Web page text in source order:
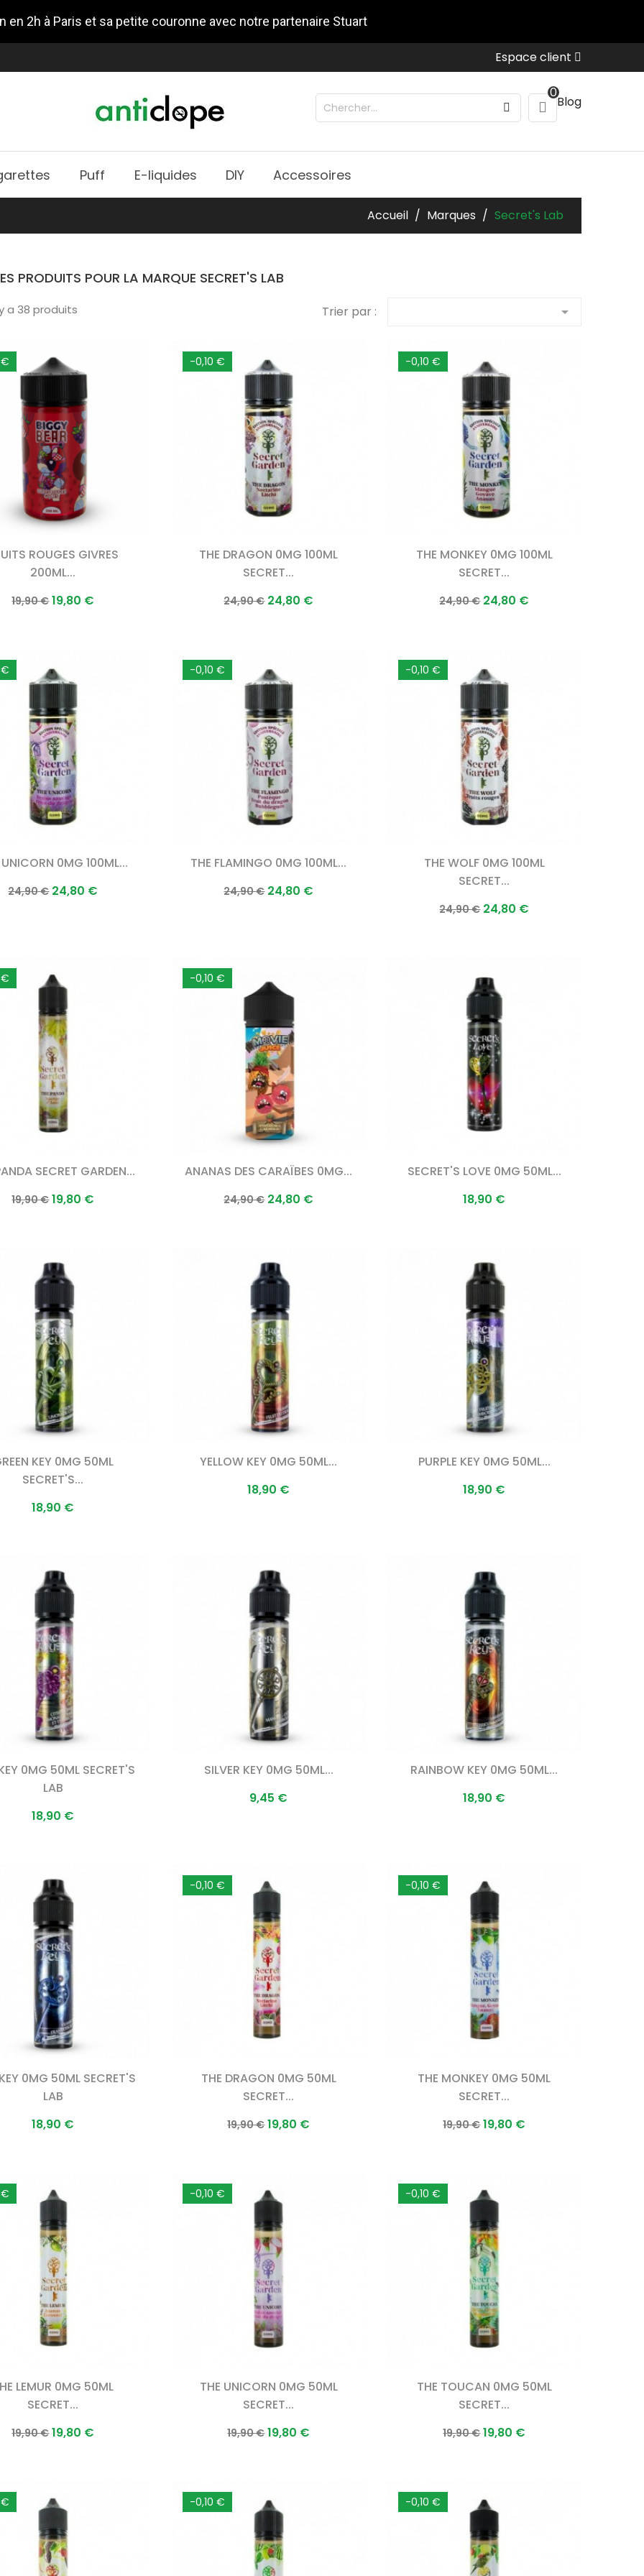
en 2h à Paris et sa petite couronne avec notre partenaire Stuart
Espace client
0
Blog
Puff E-liquides DIY Accessoires
Accueil Marques Secret's Lab
PRODUITS POUR LA MARQUE SECRET'S LAB
a 38 produits Trier par : 
€
ROUGES GIVRES
200ML...
Prix
19,90 €Prix
19,80 €
-0,10 €
THE DRAGON 0MG 100ML
SECRET...
Prix
24,90 € Prix
24,80 €
-0,10 €
THE MONKEY 0MG 100ML
SECRET...
Prix
24,90 € Prix
24,80 €
€
0MG 100ML...
Prix
24,90 € Prix
24,80 €
-0,10 €
THE FLAMINGO 0MG 100ML...
Prix
24,90 € Prix
24,80 €
-0,10 €
THE WOLF 0MG 100ML
SECRET...
Prix
24,90 € Prix
24,80 €
€
SECRET GARDEN...
Prix
19,90 €Prix
19,80 €
-0,10 €
ANANAS DES CARAÏBES 0MG...
Prix
24,90 € Prix
24,80 €
SECRET'S LOVE 0MG 50ML...
Prix
18,90 €
KEY 0MG 50ML
SECRET'S...
Prix
18,90 €
YELLOW KEY 0MG 50ML...
Prix
18,90 €
PURPLE KEY 0MG 50ML...
Prix
18,90 €
0MG 50ML SECRET'S
LAB
Prix
18,90 €
SILVER KEY 0MG 50ML...
Prix
9,45 €
RAINBOW KEY 0MG 50ML...
Prix
18,90 €
0MG 50ML SECRET'S
LAB
Prix
18,90 €
-0,10 €
THE DRAGON 0MG 50ML
SECRET...
Prix
19,90 €Prix
19,80 €
-0,10 €
THE MONKEY 0MG 50ML
SECRET...
Prix
19,90 €Prix
19,80 €
€
LEMUR 0MG 50ML
SECRET...
Prix
19,90 €Prix
19,80 €
-0,10 €
THE UNICORN 0MG 50ML
SECRET...
Prix
19,90 €Prix
19,80 €
-0,10 €
THE TOUCAN 0MG 50ML
SECRET...
Prix
19,90 €Prix
19,80 €
€ -0,10 € -0,10 €